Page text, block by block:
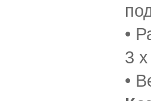
•
3
•